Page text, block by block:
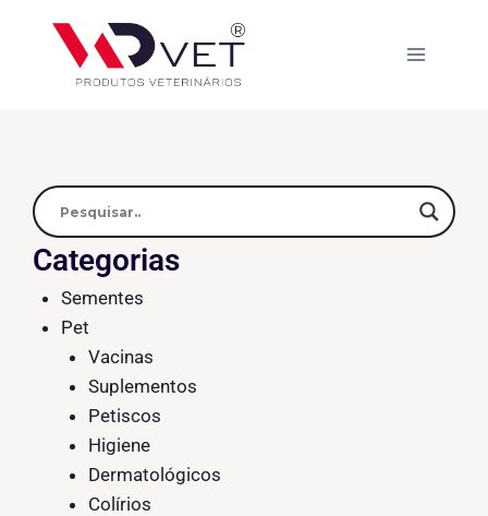
Categorias
Sementes
Pet
Vacinas
Suplementos
Petiscos
Higiene
Dermatológicos
Colírios